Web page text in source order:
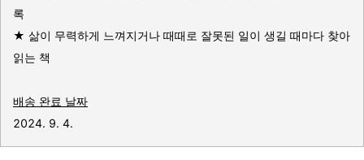
록
★ 삶이 무력하게 느껴지거나 때때로 잘못된 일이 생길 때마다 찾아
읽는 책
배송 완료 날짜
2024. 9. 4.